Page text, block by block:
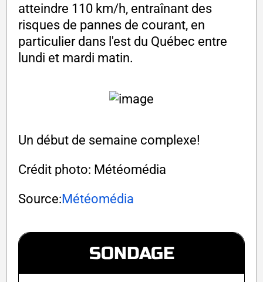
atteindre 110 km/h, entraînant des
risques de pannes de courant, en
particulier dans l'est du Québec entre
lundi et mardi matin.
Un début de semaine complexe!
Crédit photo: Météomédia
Source:Météomédia
SONDAGE